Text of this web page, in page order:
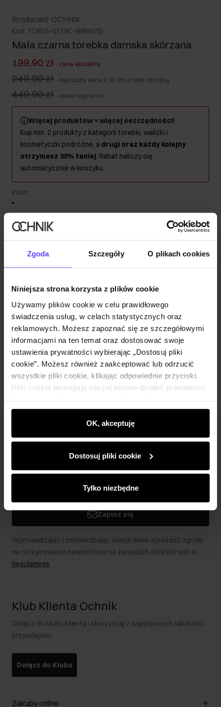
Zgoda Szczegóły O plikach cookies
Niniejsza strona korzysta z plików cookie
Używamy plików cookie w celu prawidłowego
świadczenia usług, w celach statystycznych oraz
reklamowych. Możesz zapoznać się ze szczegółowymi
informacjami na ten temat oraz dostosować swoje
ustawienia prywatności wybierając „Dostosuj pliki
cookie”. Możesz również zaakceptować lub odrzucić
wszystkie pliki cookie, klikając odpowiednie przyciski.
Pliki cookie pomagają naszej stronie działać prawidłowo.
wyświetlać im dopasowane do ich preferencji treści,
rekomendacje oraz komunikaty reklamowe informujące o
najnowszych promocjach w e-sklepie. Informacje o tym,
partnerom społecznościowym, reklamowym i
analitycznym. Partnerzy mogą połączyć te informacje z
podczas korzystania z ich usług.
OK, akceptuję
Dostosuj pliki cookie
Tylko niezbędne
Producent: OCHNIK
Kod: TORES-0719C-99(W25)
Mała czarna torebka damska skórzana
199,90 zł - cena aktualna
249,90 zł - najniższa cena z 30 dni przed obniżką
449,90 zł - cena regularna
Więcej produktów = więcej oszczędności!
Kup min. 2 produkty z kategorii torebki, walizki i
kosmetyczki podróżne, a drugi oraz każdy kolejny
otrzymasz 30% taniej. Rabat naliczy się
automatycznie w koszyku.
Kolor:
Opis produktu
Szczegóły
Skład i wymiary
Opinie
Newsletter
Bądź na bieżąco z nowościami i promocjami!
Zapisz się
Wprowadzając i zatwierdzając swoje dane wyrażasz zgodę
na otrzymywanie newslettera na zasadach określonych w
Regulaminie.
Klub Klienta Ochnik
Dołącz do Klubu Klienta i skorzystaj z wyjątkowych rabatów i
przywilejów!
Dołącz do Klubu
Zakupy online